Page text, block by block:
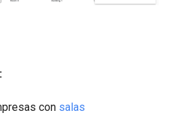
con salas